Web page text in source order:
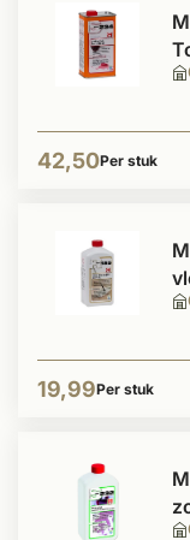
42,50Per stuk
19,99Per stuk